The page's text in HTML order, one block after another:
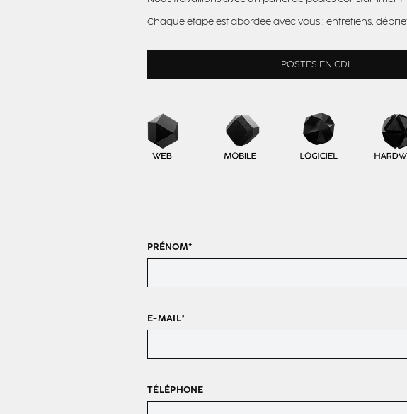
Chaque étape est abordée avec vous : entretiens,
POSTES EN CDI
PRÉNOM*
E-MAIL*
TÉLÉPHONE